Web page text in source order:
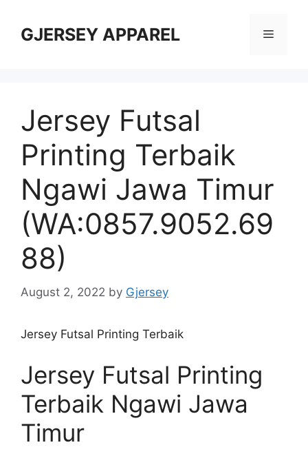
contentGJERSEY APPAREL Menu
Jersey Futsal
Printing Terbaik
Ngawi Jawa Timur
(WA:0857.9052.69
88)
August 2, 2022 by Gjersey
Jersey Futsal Printing Terbaik
Jersey Futsal Printing
Terbaik Ngawi Jawa
Timur